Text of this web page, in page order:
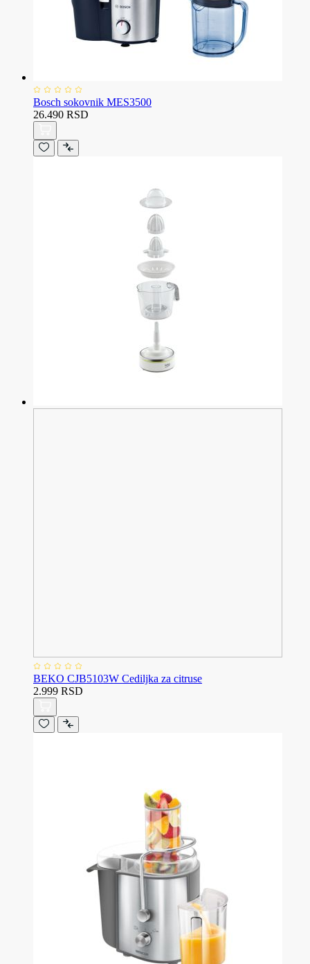
Bosch sokovnik MES3500
26.490 RSD
BEKO CJB5103W Cediljka za citruse
2.999 RSD